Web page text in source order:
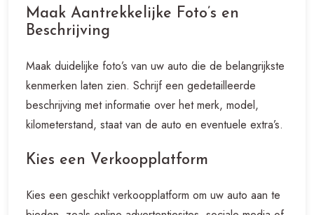
Maak Aantrekkelijke Foto’s en
Beschrijving
Maak duidelijke foto’s van uw auto die de belangrijkste
kenmerken laten zien. Schrijf een gedetailleerde
beschrijving met informatie over het merk, model,
kilometerstand, staat van de auto en eventuele extra’s.
Kies een Verkoopplatform
Kies een geschikt verkoopplatform om uw auto aan te